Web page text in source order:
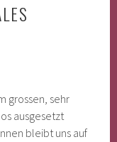
grossen, sehr
ausgesetzt
bleibt uns auf